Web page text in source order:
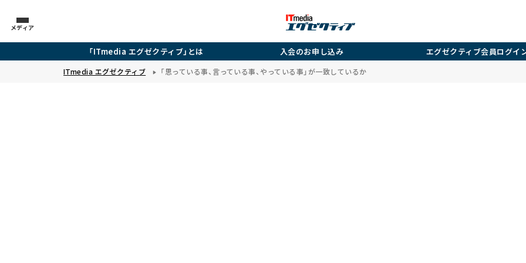
メディア
「ITmedia エグゼクティブ」とは 入会のお申し込み エグゼクティブ会員ログイ
ITmedia エグゼクティブ 「思っている事、言っている事、やっている事」が一致しているか